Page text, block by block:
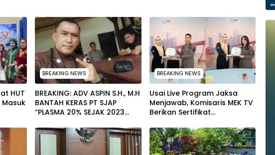
HUT
Masuk
BREAKING NEWS
BREAKING: ADV ASPIN S.H., M.H
BANTAH KERAS PT SJAP
“PLASMA 20% SEJAK 2023
WARGA WAWOONE!
BREAKING NEWS
Usai Live Program Jaksa
Menjawab, Komisaris MEK TV
Berikan Sertifikat
Muna